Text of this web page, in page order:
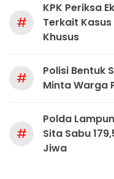
#
KPK Periksa
Terkait
Khusus
#
Polisi Bentuk
Minta Warga
#
Polda
Sita Sabu
Jiwa